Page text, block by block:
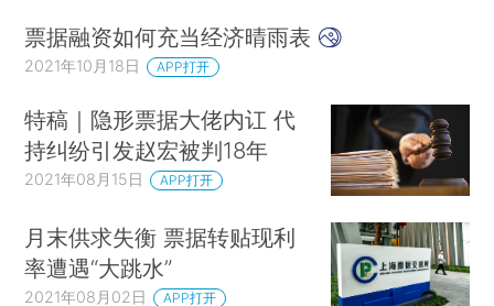
票据融资如何充当经济晴雨表
2021年10月18日 APP打开
特稿｜隐形票据大佬内讧 代
持纠纷引发赵宏被判18年
2021年08月15日 APP打开
月末供求失衡 票据转贴现利
率遭遇“大跳水”
2021年08月02日 APP打开